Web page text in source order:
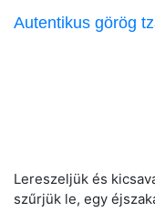
Autentikus görög
Lereszeljük és
szűrjük le, egy